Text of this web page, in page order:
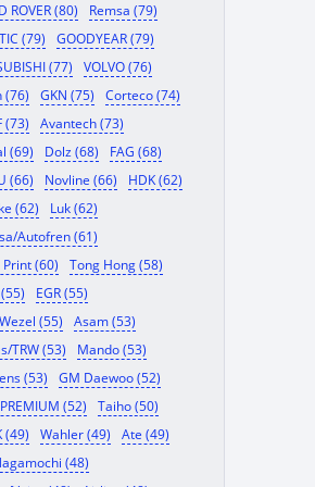
ROVER (80)
Remsa (79)
(79)
GOODYEAR (79)
(77)
VOLVO (76)
(76)
GKN (75)
Corteco (74)
(73)
Avantech (73)
(69)
Dolz (68)
FAG (68)
(66)
Novline (66)
HDK (62)
(62)
Luk (62)
Autofren (61)
Print (60)
Tong Hong (58)
EGR (55)
(55)
Asam (53)
TRW (53)
Mando (53)
(53)
GM Daewoo (52)
(52)
Taiho (50)
(49)
Wahler (49)
Ate (49)
(48)